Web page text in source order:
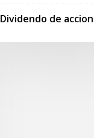
Dividendo de